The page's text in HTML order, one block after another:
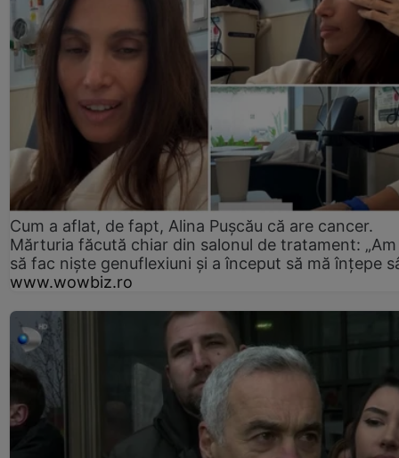
Cum a aflat, de fapt, Alina Pușcău că are cancer.
Mărturia făcută chiar din salonul de tratament:
să fac niște genuflexiuni și a început să mă înțepe
www.wowbiz.ro